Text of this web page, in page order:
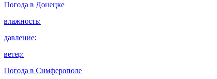
Погода в Донецке
влажность:
давление:
ветер:
Погода в Симферополе